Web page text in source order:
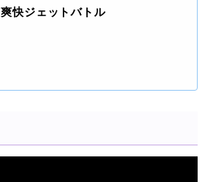
爽快ジェットバトル